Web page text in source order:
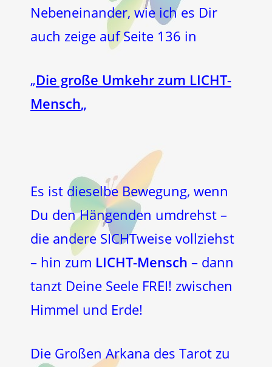
Nebeneinander, wie ich es Dir
auch zeige auf Seite 136 in
„Die große Umkehr zum LICHT-
Mensch„
Es ist dieselbe Bewegung, wenn
Du den Hängenden umdrehst –
die andere SICHTweise vollziehst
– hin zum LICHT-Mensch – dann
tanzt Deine Seele FREI! zwischen
Himmel und Erde!
Die Großen Arkana des Tarot zu